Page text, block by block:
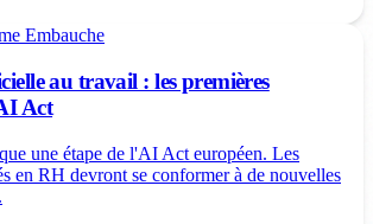
Embauche
au travail : les premières
Act
une étape de l'AI Act européen. Les
en RH devront se conformer à de nouvelles